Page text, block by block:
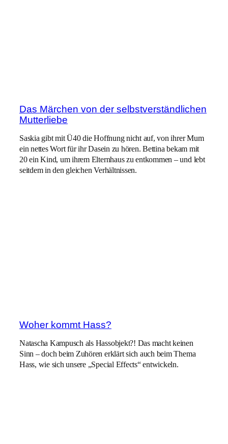
Das Märchen von der selbstverständlichen
Mutterliebe
Saskia gibt mit Ü40 die Hoffnung nicht auf, von ihrer Mum
ein nettes Wort für ihr Dasein zu hören. Bettina bekam mit
20 ein Kind, um ihrem Elternhaus zu entkommen – und lebt
seitdem in den gleichen Verhältnissen.
Woher kommt Hass?
Natascha Kampusch als Hassobjekt?! Das macht keinen
Sinn – doch beim Zuhören erklärt sich auch beim Thema
Hass, wie sich unsere „Special Effects“ entwickeln.